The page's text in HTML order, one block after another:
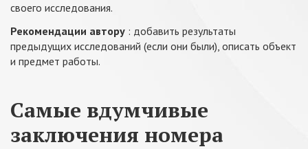
своего исследования.
Рекомендации автору : добавить результаты
предыдущих исследований (если они были), описать объект
и предмет работы.
Самые вдумчивые
заключения номера